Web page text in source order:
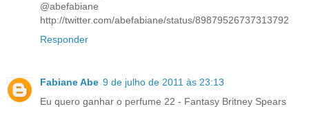
@abefabiane
http://twitter.com/abefabiane/status/89879526737313792
Responder
Fabiane Abe 9 de julho de 2011 às 23:13
Eu quero ganhar o perfume 22 - Fantasy Britney Spears